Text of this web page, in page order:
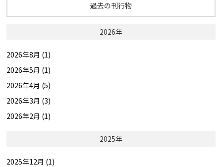
過去の刊行物
2026年
2026年8月 (1)
2026年5月 (1)
2026年4月 (5)
2026年3月 (3)
2026年2月 (1)
2025年
2025年12月 (1)